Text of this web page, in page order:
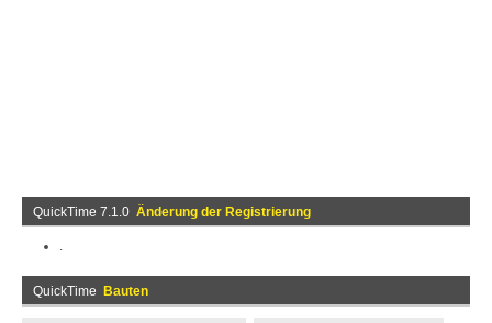
QuickTime 7.1.0 Änderung der Registrierung
.
QuickTime Bauten